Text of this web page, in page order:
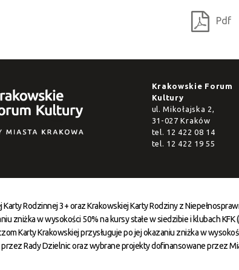
Pdf
Krakowskie Forum
Kultury
ul. Mikołajska 2,
31-027 Kraków
tel. 12 422 08 14
tel. 12 422 19 55
Karty Rodzinnej 3+ oraz Krakowskiej Karty Rodziny z
zniżka w wysokości 50% na kursy stałe w siedzibie i klubach KFK
Karty Krakowskiej przysługuje po jej okazaniu zniżka w
przez Rady Dzielnic oraz wybrane projekty dofinansowane przez